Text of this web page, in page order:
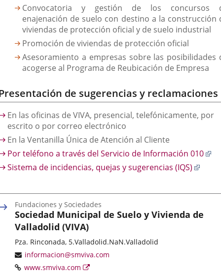
Convocatoria y gestión de los concursos
enajenación de suelo con destino a la construcción
viviendas de protección oficial y de suelo industrial
Promoción de viviendas de protección oficial
Asesoramiento a empresas sobre las posibilidades
acogerse al Programa de Reubicación de Empresa
de sugerencias y reclamaciones
En las oficinas de VIVA, presencial, telefónicamente, por
escrito o por correo electrónico
En la Ventanilla Única de Atención al Cliente
Por teléfono a través del Servicio de Información 010
Sistema de incidencias, quejas y sugerencias (IQS)
Sociedad Municipal de Suelo y Vivienda de
Valladolid (VIVA)
Categoría
Fundaciones y Sociedades
Postal
address
Pza. Rinconada, 5.Valladolid.NaN.Valladolid
Email
informacion@smviva.com
Web
www.smviva.com
Enlace